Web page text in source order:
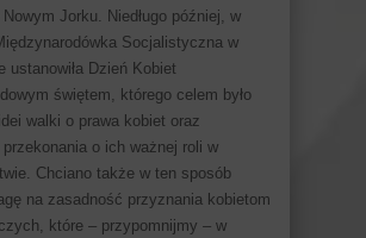
Jorku. Niedługo później, w
Socjalistyczna w
ustanowiła Dzień Kobiet
świętem, którego celem było
walki o prawa kobiet oraz
przekonania o ich ważnej roli w
Chciano także w ten sposób
na zasadność przyznania kobietom
które – przypomnijmy – w